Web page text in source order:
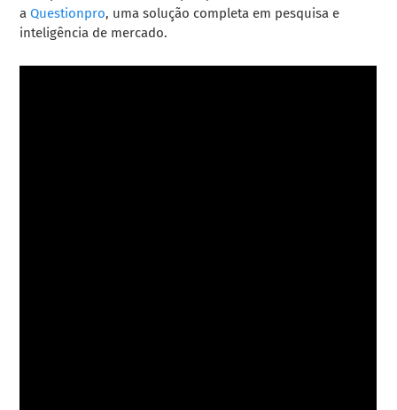
a Questionpro, uma solução completa em pesquisa e
inteligência de mercado.